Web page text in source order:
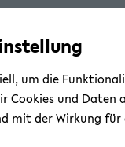
um die
Cookies und
mit der Wirkung